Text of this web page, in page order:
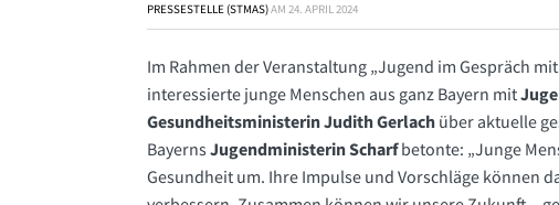
PRESSESTELLE (STMAS)AM 24. APRIL 2024
Im Rahmen der Veranstaltung „Jugend im Gespräch
interessierte junge Menschen aus ganz Bayern mit
Gesundheitsministerin Judith Gerlach über aktuelle
Bayerns Jugendministerin Scharfbetonte: „Junge
Gesundheit um. Ihre Impulse und Vorschläge können